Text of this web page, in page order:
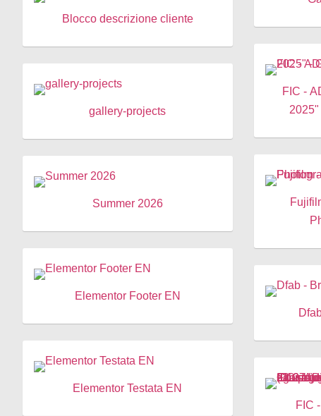
Blocco descrizione cliente
gallery-projects
Summer 2026
Elementor Footer EN
Elementor Testata EN
FIC - ADV "Mondiali Shanghai
FIC - ADV "Mondiali U23